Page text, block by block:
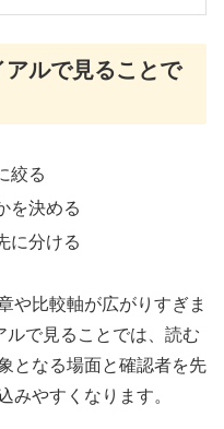
ルで見ることで
絞る
を決める
に分ける
や比較軸が広がりすぎま
で見ることでは、読む
となる場面と確認者を先
みやすくなります。